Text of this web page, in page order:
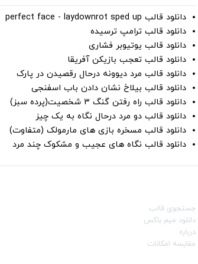
دانلود قالب perfect face - laydownrot sped up
دانلود قالب ترامپ ترسیده
دانلود قالب یوتیوبر فشاری
دانلود قالب تعجب بازیکن آفریقا
دانلود قالب مرد دیوونه درحال رقصیدن در پارک
دانلود قالب بیلاخ نشان دادن باب اسفنجی
دانلود قالب راه رفتن گنگ ۳ شخصیت(پرده سبز)
دانلود قالب دو مرد درحال نگاه به یک چیز
دانلود قالب مسخره بازی های مارمولک (متفاوت)
دانلود قالب نگاه های عجیب و مشکوک چند مرد
جستجوی قالب
دانلود میم باکس
درباره
مقایسه امکانات